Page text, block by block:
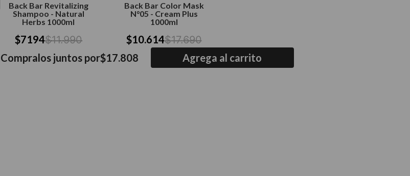
Back Bar Revitalizing
Shampoo - Natural
Herbs 1000ml
$7194$11.990
Back Bar Color Mask
N°05 - Cream Plus
1000ml
$10.614$17.690
Compralos juntos por$17.808 Agrega al carrito